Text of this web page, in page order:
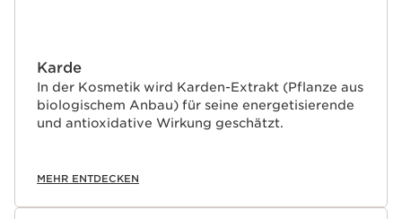
Karde
In der Kosmetik wird Karden-Extrakt (Pflanze aus
biologischem Anbau) für seine energetisierende
und antioxidative Wirkung geschätzt.
MEHR ENTDECKEN